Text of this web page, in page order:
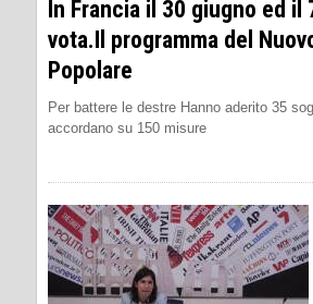
In Francia il 30 giugno ed il
vota.Il programma del
Popolare
Per battere le destre Hanno aderito 35
accordano su 150 misure